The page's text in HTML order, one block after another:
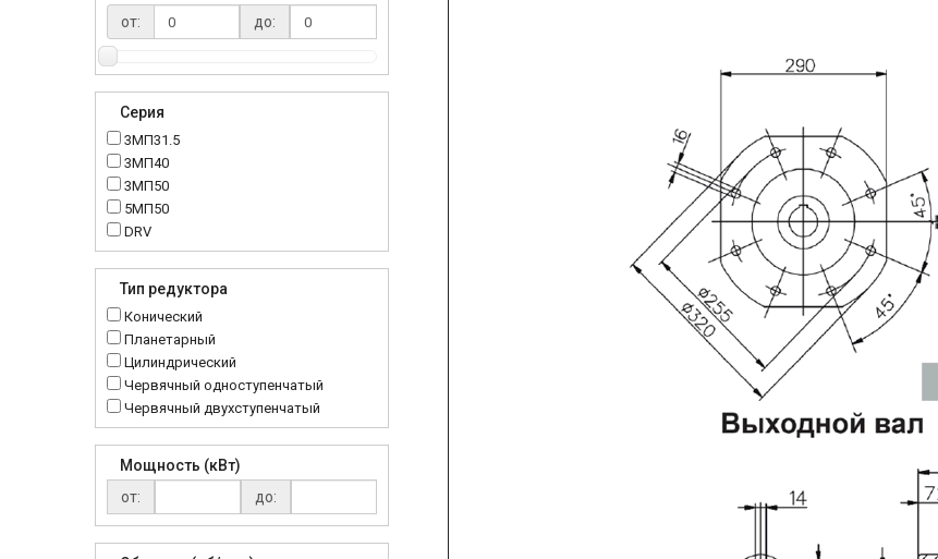
от:
до:
Серия
3МП31.5
3МП40
3МП50
5МП50
DRV
K..DR
MTC
NMRV
RC
Тип редуктора
Конический
Планетарный
Цилиндрический
Червячный одноступенчатый
Червячный двухступенчатый
Мощность (кВт)
от:
до: